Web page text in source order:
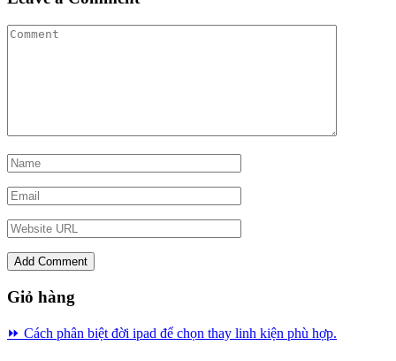
Giỏ hàng
⏩ Cách phân biệt đời ipad để chọn thay linh kiện phù hợp.